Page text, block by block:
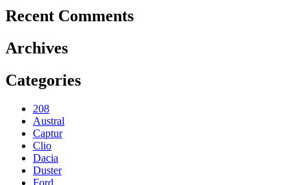
Recent Comments
Archives
Categories
208
Austral
Captur
Clio
Dacia
Duster